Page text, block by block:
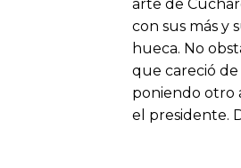
arte de
con sus más y
hueca. No
que careció
poniendo otro
el presidente.